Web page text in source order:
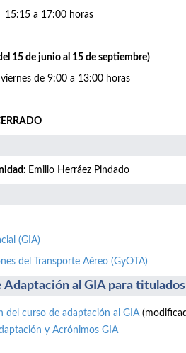
15:15 a 17:00 horas
15 de junio al 15 de septiembre)
de 9:00 a 13:00 horas
Emilio Herráez Pindado
(GIA)
del Transporte Aéreo (GyOTA)
Adaptación al GIA para
del curso de adaptación al GIA
y Acrónimos GIA